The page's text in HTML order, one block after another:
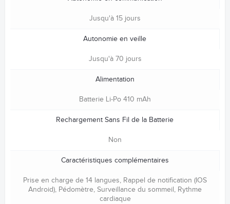
Jusqu'à 15 jours
Autonomie en veille
Jusqu'à 70 jours
Alimentation
Batterie Li-Po 410 mAh
Rechargement Sans Fil de la Batterie
Non
Caractéristiques complémentaires
Prise en charge de 14 langues, Rappel de notification (IOS
Android), Pédomètre, Surveillance du sommeil, Rythme
cardiaque